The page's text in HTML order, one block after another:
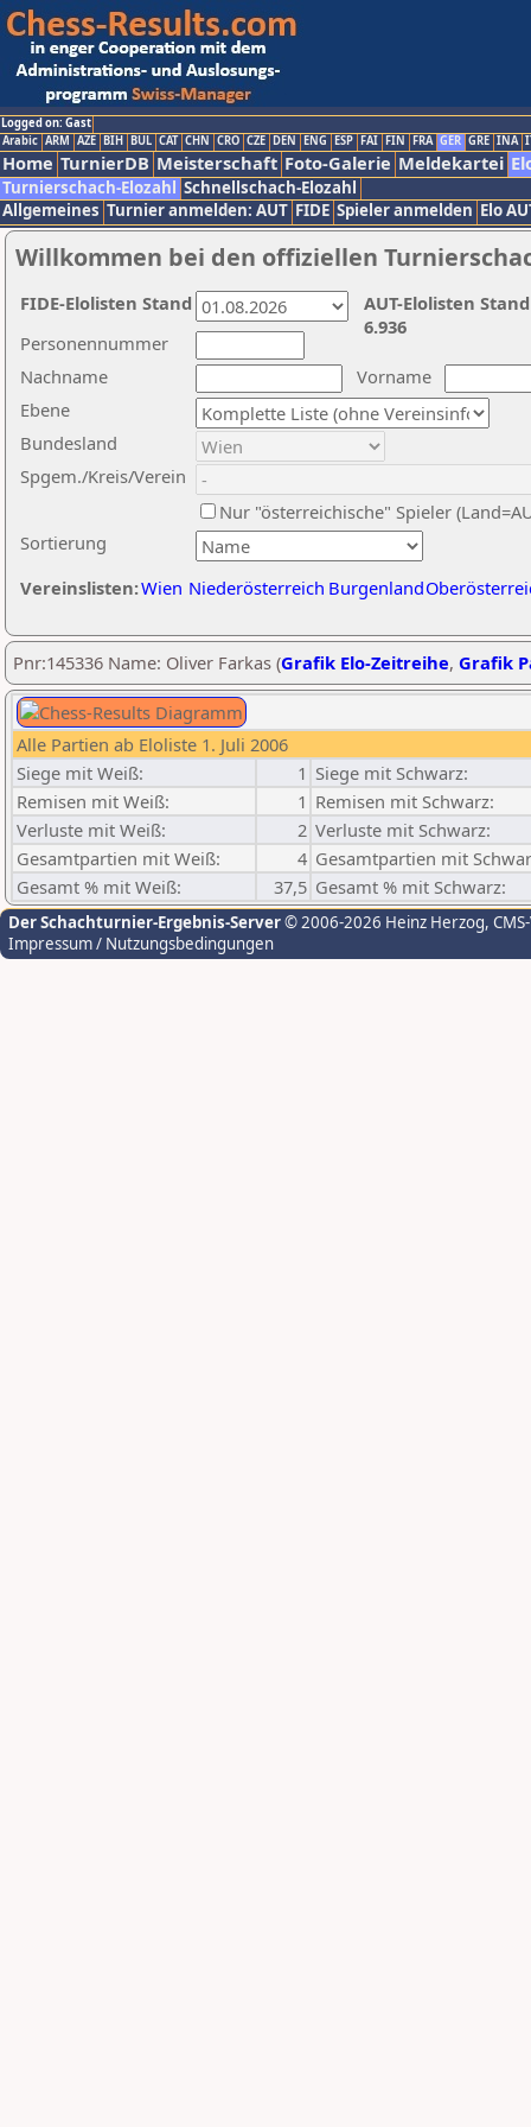
Logged on: Gast
Arabic ARM AZE BIH BUL CAT CHN CRO CZE DEN ENG ESP FAI FIN FRA GER GRE INA
Home TurnierDB Meisterschaft Foto-Galerie Meldekartei
Turnierschach-Elozahl Schnellschach-Elozahl
Allgemeines Turnier anmelden: AUT FIDE Spieler anmelden Elo
Willkommen bei den offiziellen
Nachname
Vorname
Ebene
Sortierung
Personennummer
Bundesland
Spgem./Kreis/Verein
Nur "österreichische" Spieler
Vereinslisten:Wien Niederösterreich Burgenland
AUT-Elolisten
6.936
FIDE-Elolisten Stand
Pnr:145336 Name: Oliver Farkas (Grafik Elo-Zeitreihe, Grafik
Alle Partien ab Eloliste 1. Juli 2006
Siege mit Weiß:
1 Siege mit Schwarz:
Remisen mit Weiß:
1 Remisen mit Schwarz:
Verluste mit Weiß:
2 Verluste mit Schwarz:
Gesamtpartien mit Weiß:
4 Gesamtpartien mit
Gesamt % mit Weiß:
37,5 Gesamt % mit Schwarz:
Der Schachturnier-Ergebnis-Server© 2006-2026 Heinz Herzog,
Impressum / Nutzungsbedingungen